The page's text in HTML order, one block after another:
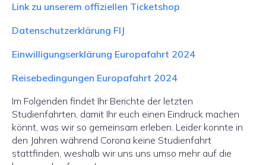
Link zu unserem offiziellen Ticketshop
Datenschutzerklärung FIJ
Einwilligungserklärung Europafahrt 2024
Reisebedingungen Europafahrt 2024
Im Folgenden findet Ihr Berichte der letzten
Studienfahrten, damit Ihr euch einen Eindruck machen
könnt, was wir so gemeinsam erleben. Leider konnte in
den Jahren während Corona keine Studienfahrt
stattfinden, weshalb wir uns uns umso mehr auf die